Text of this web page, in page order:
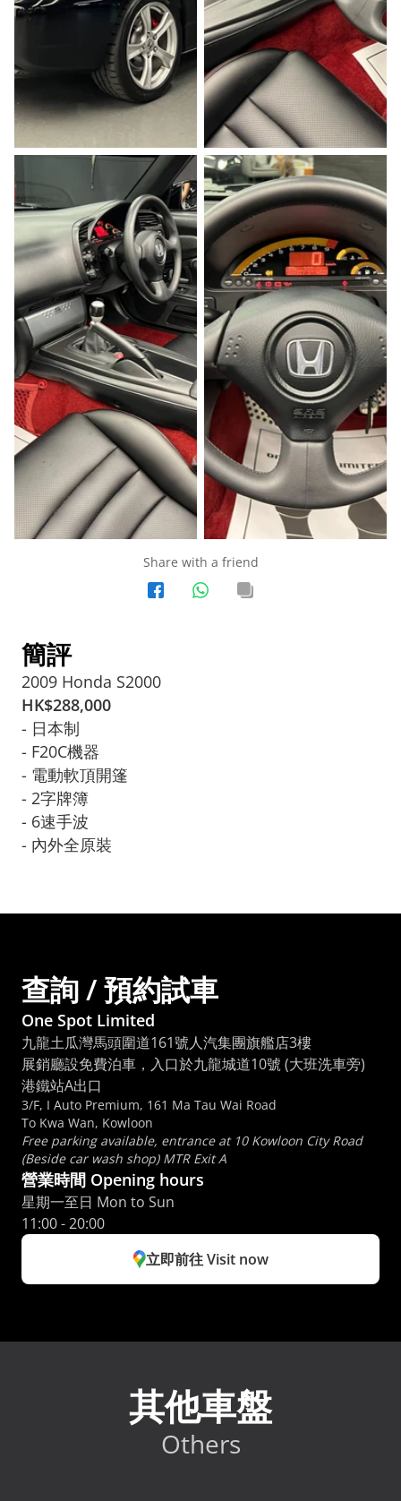
Share with a friend
簡評
2009 Honda S2000
HK$288,000
- 日本制
- F20C機器
- 電動軟頂開篷
- 2字牌簿
- 6速手波
- 內外全原裝
查詢 / 預約試車
One Spot Limited
九龍土瓜灣馬頭圍道161號人汽集團旗艦店3樓
展銷廳設免費泊車，入口於九龍城道10號 (大班洗車旁)
港鐵站A出口
3/F, I Auto Premium, 161 Ma Tau Wai Road
To Kwa Wan, Kowloon
Free parking available, entrance at 10 Kowloon City Road
(Beside car wash shop) MTR Exit A
營業時間 Opening hours
星期一至日 Mon to Sun
11:00 - 20:00
立即前往 Visit now
其他車盤
Others